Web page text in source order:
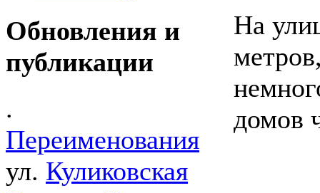
Обновления и
публикации
.
Переименования
ул. Куликовская
На
домов